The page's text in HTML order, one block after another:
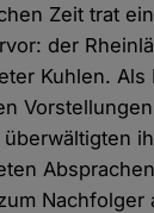
Zeit trat
der
Kuhlen. Als